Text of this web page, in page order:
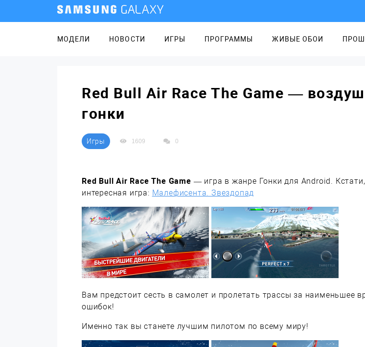
МОДЕЛИ НОВОСТИ ИГРЫ ПРОГРАММЫ ЖИВЫЕ ОБОИ
Red Bull Air Race The Game —
гонки
Игры 1609 0
Red Bull Air Race The Game — игра в жанре Гонки для Android.
интересная игра: Малефисента. Звездопад
Вам предстоит сесть в самолет и пролетать трассы за наименьшее
ошибок!
Именно так вы станете лучшим пилотом по всему миру!